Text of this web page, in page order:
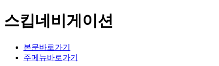
스킵네비게이션
본문바로가기
주메뉴바로가기